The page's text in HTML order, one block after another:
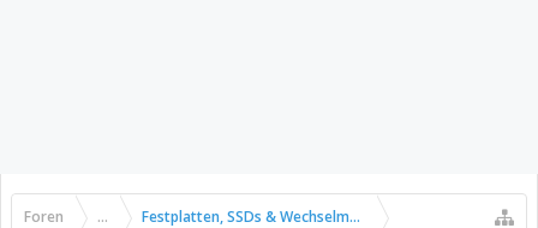
Foren ... Festplatten, SSDs & Wechselmedien